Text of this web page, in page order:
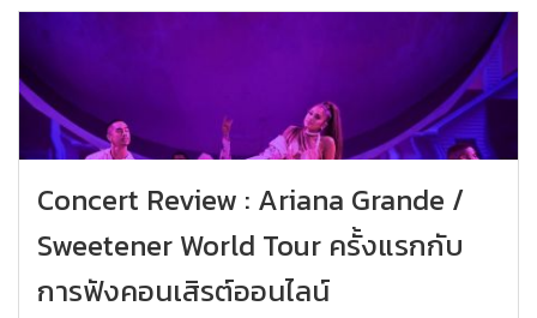
Concert Review : Ariana Grande /
Sweetener World Tour ครั้งแรกกับ
การฟังคอนเสิรต์ออนไลน์